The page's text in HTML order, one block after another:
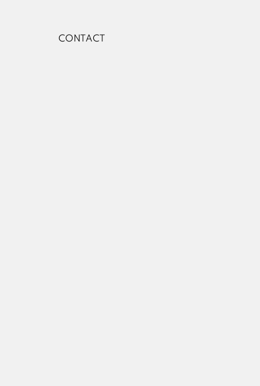
CONTACT